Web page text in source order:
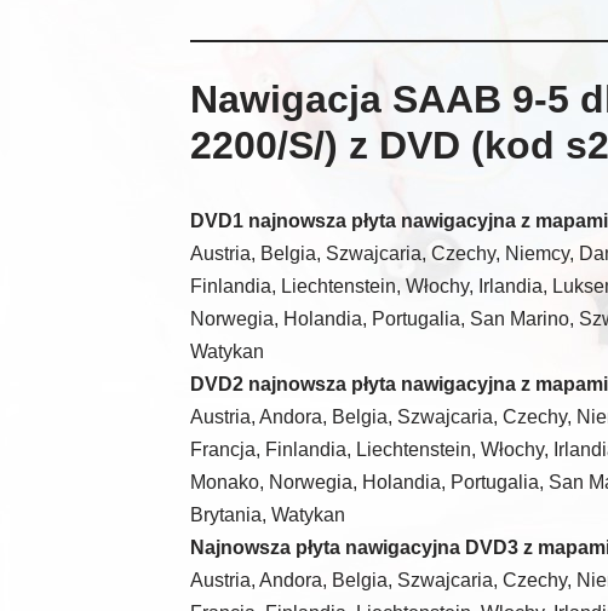
Nawigacja SAAB 9-5
2200/S/) z DVD (kod
DVD1 najnowsza płyta nawigacyjna z
Austria, Belgia, Szwajcaria, Czechy, Niemcy,
Finlandia, Liechtenstein, Włochy, Irlandia,
Norwegia, Holandia, Portugalia, San Marino,
Watykan
DVD2 najnowsza płyta nawigacyjna z
Austria, Andora, Belgia, Szwajcaria, Czechy,
Francja, Finlandia, Liechtenstein, Włochy,
Monako, Norwegia, Holandia, Portugalia, San
Brytania, Watykan
Najnowsza płyta nawigacyjna DVD3 z
Austria, Andora, Belgia, Szwajcaria, Czechy,